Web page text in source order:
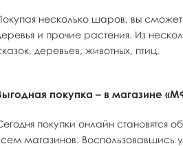
несколько шаров, вы
и прочие растения. Из
деревьев, животных, птиц.
покупка – в магазине
покупки онлайн
магазинов. Воспользовавшись